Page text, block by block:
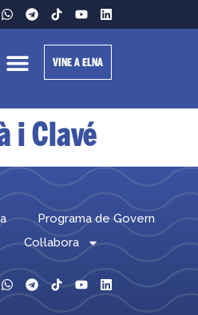
VINE A ELNA
i Clavé
Programa de Govern
Col·labora